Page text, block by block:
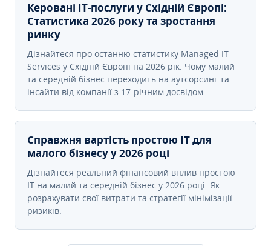
Керовані ІТ-послуги у Східній Європі:
Статистика 2026 року та зростання
ринку
Дізнайтеся про останню статистику Managed IT
Services у Східній Європі на 2026 рік. Чому малий
та середній бізнес переходить на аутсорсинг та
інсайти від компанії з 17-річним досвідом.
Справжня вартість простою IT для
малого бізнесу у 2026 році
Дізнайтеся реальний фінансовий вплив простою
IT на малий та середній бізнес у 2026 році. Як
розрахувати свої витрати та стратегії мінімізації
ризиків.